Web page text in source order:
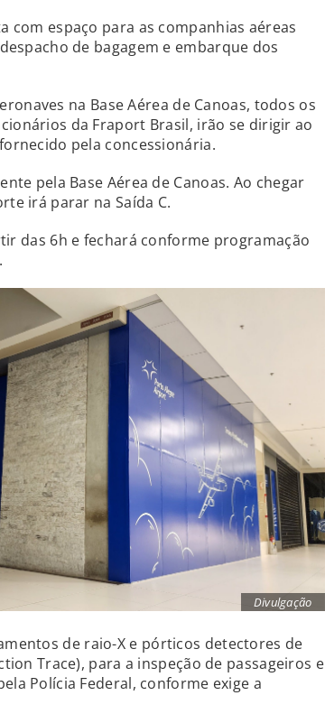
com espaço para as companhias aéreas
de bagagem e embarque dos
na Base Aérea de Canoas, todos os
da Fraport Brasil, irão se dirigir ao
pela concessionária.
pela Base Aérea de Canoas. Ao chegar
irá parar na Saída C.
das 6h e fechará conforme programação
Divulgação
de raio-X e pórticos detectores de
Trace), para a inspeção de passageiros e
Polícia Federal, conforme exige a